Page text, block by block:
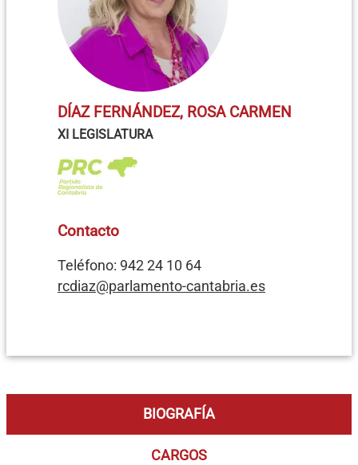
DÍAZ FERNÁNDEZ, ROSA CARMEN
XI LEGISLATURA
Contacto
Teléfono: 942 24 10 64
rcdiaz@parlamento-cantabria.es
BIOGRAFÍA
CARGOS